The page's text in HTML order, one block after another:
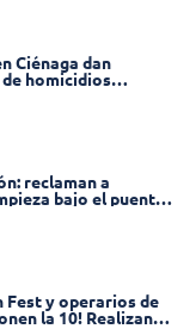
Ciénaga dan
homicidios
reclaman a
bajo el puente
Fest y operarios de
la 10! Realizan